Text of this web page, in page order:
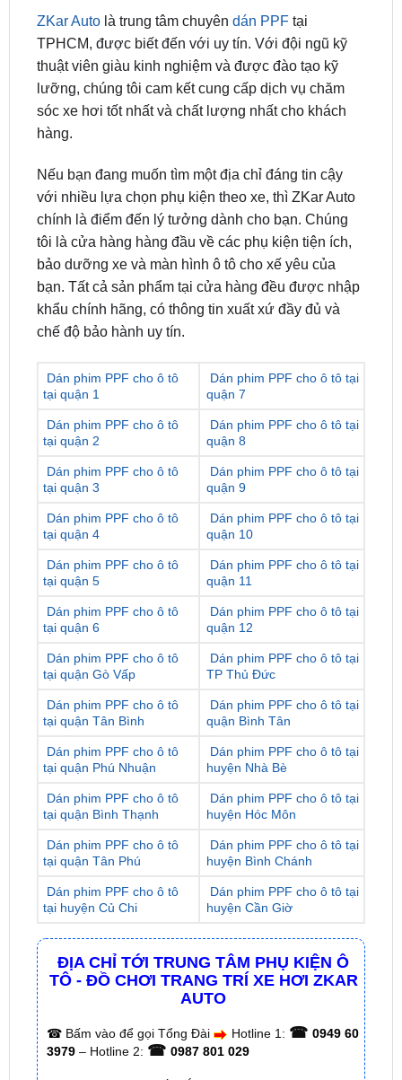
thuật viên giàu kinh nghiệm và được đào tạo kỹ
lưỡng, chúng tôi cam kết cung cấp dịch vụ chăm
sóc xe hơi tốt nhất và chất lượng nhất cho khách
hàng.
Nếu bạn đang muốn tìm một địa chỉ đáng tin cậy
chính là điểm đến lý tưởng dành cho bạn. Chúng
tôi là cửa hàng hàng đầu về các phụ kiện tiện ích,
bảo dưỡng xe và màn hình ô tô cho xế yêu của
bạn. Tất cả sản phẩm tại cửa hàng đều được nhập
khẩu chính hãng, có thông tin xuất xứ đầy đủ và
chế độ bảo hành uy tín.
Dán phim PPF cho ô tô
Dán phim PPF cho ô tô
tại quận 2
Dán phim PPF cho ô tô tại
quận 8
Dán phim PPF cho ô tô
tại quận 3
Dán phim PPF cho ô tô tại
quận 9
Dán phim PPF cho ô tô
tại quận 4
Dán phim PPF cho ô tô tại
quận 10
Dán phim PPF cho ô tô
tại quận 5
Dán phim PPF cho ô tô tại
quận 11
Dán phim PPF cho ô tô
tại quận 6
Dán phim PPF cho ô tô tại
quận 12
Dán phim PPF cho ô tô
tại quận Gò Vấp
Dán phim PPF cho ô tô tại
TP Thủ Đức
Dán phim PPF cho ô tô
tại quận Tân Bình
Dán phim PPF cho ô tô tại
quận Bình Tân
Dán phim PPF cho ô tô
tại quận Phú Nhuận
Dán phim PPF cho ô tô tại
huyện Nhà Bè
Dán phim PPF cho ô tô
tại quận Bình Thạnh
Dán phim PPF cho ô tô tại
huyện Hóc Môn
Dán phim PPF cho ô tô
tại quận Tân Phú
Dán phim PPF cho ô tô tại
huyện Bình Chánh
Dán phim PPF cho ô tô
tại huyện Củ Chi
Dán phim PPF cho ô tô tại
huyện Cần Giờ
ĐỊA CHỈ TỚI TRUNG TÂM PHỤ KIỆN Ô
TÔ - ĐỒ CHƠI TRANG TRÍ XE HƠI ZKAR
☎Bấm vào để gọi Tổng Đài Hotline 1:☎ 0949 60
0987 801 029
✅ Tới nâng cấp, lắp đặt tận nơi tại Tp.HCM và
các tỉnh lân cận